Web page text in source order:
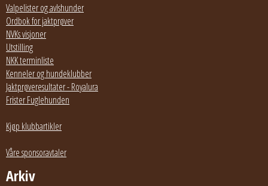
Valpelister og avlshunder
Ordbok for jaktprøver
NVKs visjoner
Utstilling
NKK terminliste
Kenneler og hundeklubber
Jaktprøveresultater - Royalura
Frister Fuglehunden
Kjøp klubbartikler
Våre sponsoravtaler
Arkiv